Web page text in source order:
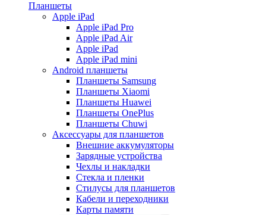
Планшеты
Apple iPad
Apple iPad Pro
Apple iPad Air
Apple iPad
Apple iPad mini
Android планшеты
Планшеты Samsung
Планшеты Xiaomi
Планшеты Huawei
Планшеты OnePlus
Планшеты Chuwi
Аксессуары для планшетов
Внешние аккумуляторы
Зарядные устройства
Чехлы и накладки
Стекла и пленки
Стилусы для планшетов
Кабели и переходники
Карты памяти